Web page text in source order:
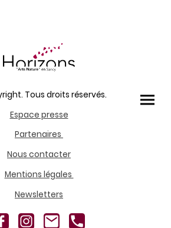
Tous droits réservés.
Espace presse
Partenaires
Nous contacter
Mentions légales
Newsletters